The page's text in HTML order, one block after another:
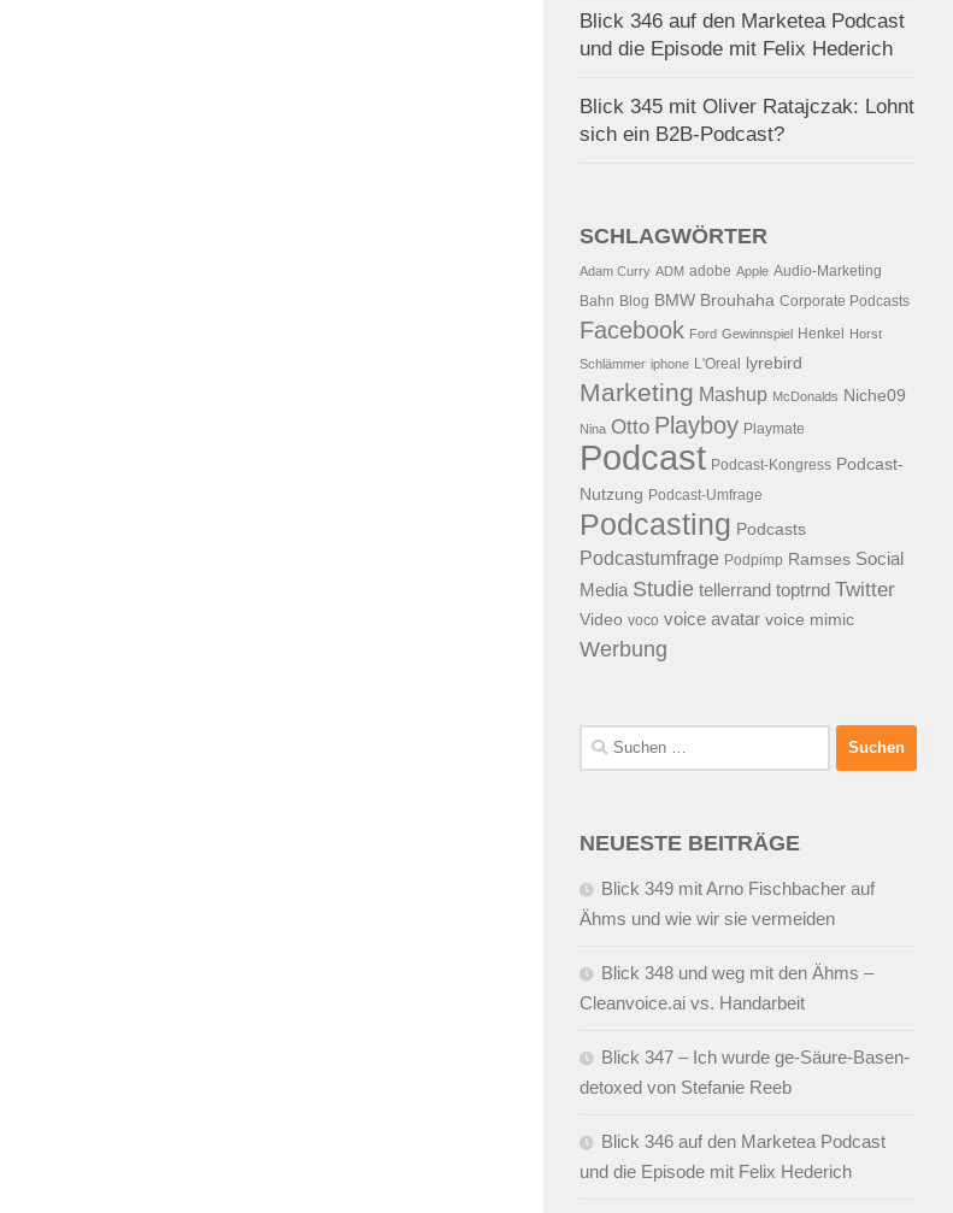
Blick 346 auf den Marketea Podcast
und die Episode mit Felix Hederich
Blick 345 mit Oliver Ratajczak: Lohnt
sich ein B2B-Podcast?
SCHLAGWÖRTER
Adam Curry ADM adobe Apple Audio-Marketing
Bahn Blog BMW Brouhaha Corporate Podcasts
Facebook Ford Gewinnspiel Henkel Horst
Schlämmer iphone L'Oreal lyrebird
Marketing Mashup McDonalds Niche09
Nina Otto Playboy Playmate
Podcast Podcast-Kongress Podcast-
Nutzung Podcast-Umfrage
Podcasting Podcasts
Podcastumfrage Podpimp Ramses Social
Media Studie tellerrand toptrnd Twitter
Video voco voice avatar voice mimic
Werbung
Suchen
nach:
NEUESTE BEITRÄGE
Blick 349 mit Arno Fischbacher auf
Ähms und wie wir sie vermeiden
Blick 348 und weg mit den Ähms –
Cleanvoice.ai vs. Handarbeit
Blick 347 – Ich wurde ge-Säure-Basen-
detoxed von Stefanie Reeb
Blick 346 auf den Marketea Podcast
und die Episode mit Felix Hederich